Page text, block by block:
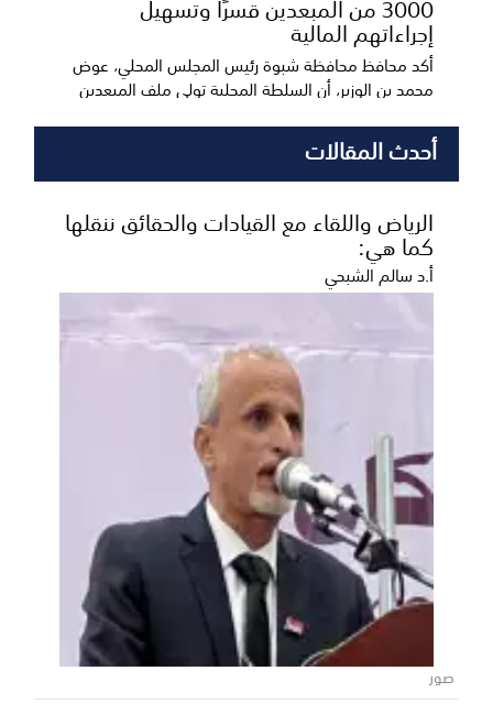
إجراءاتهم المالية
أكد محافظ محافظة شبوة رئيس المجلس المحلي، عوض
محمد بن الوزير، أن السلطة المحلية تولي ملف المبعدين
المحافظ بن الوزير يؤكد دعم السلطة
المحلية للمشاريع الخدمية والتنموية
بمديرية بيحان
أكد محافظ محافظة شبوة، رئيس المجلس المحلي، عوض
محمد بن الوزير، حرص السلطة المحلية على تقديم كافة
أوج...
أحدث المقالات
الرياض واللقاء مع القيادات والحقائق ننقلها
كما هي:
أ.د سالم الشبحي
صور